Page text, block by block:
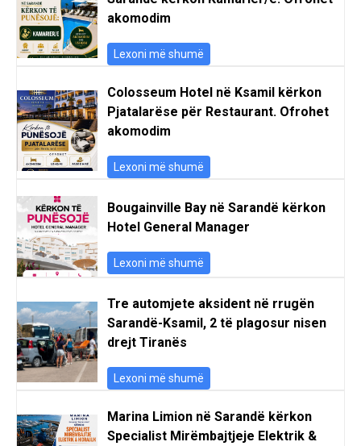
akomodim
Lexoni më shumë
Colosseum Hotel në Ksamil kërkon
Pjatalarëse për Restaurant. Ofrohet
akomodim
Lexoni më shumë
Bougainville Bay në Sarandë kërkon
Hotel General Manager
Lexoni më shumë
Tre automjete aksident në rrugën
Sarandë-Ksamil, 2 të plagosur nisen
drejt Tiranës
Lexoni më shumë
Marina Limion në Sarandë kërkon
Specialist Mirëmbajtjeje Elektrik &